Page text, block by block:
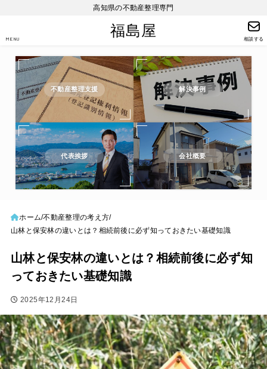
高知県の不動産整理専門
福島屋 相談する
MENU
不動産整理支援 解決事例
代表挨拶 会社概要
ホーム 不動産整理の考え方
山林と保安林の違いとは？相続前後に必ず知っておきたい基礎知識
山林と保安林の違いとは？相続前後に必ず知
っておきたい基礎知識
2025年12月24日